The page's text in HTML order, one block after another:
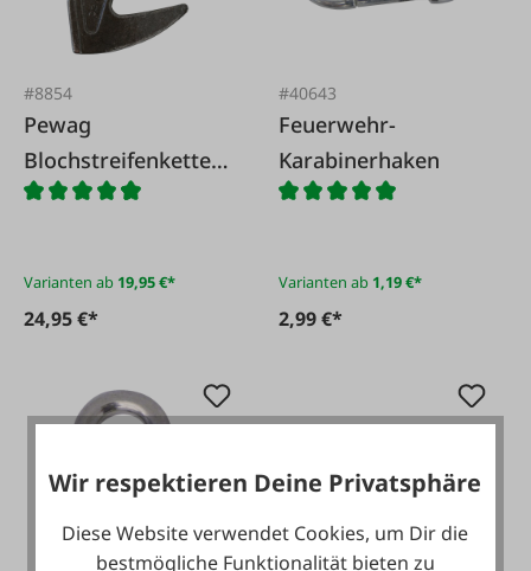
#8854
Pewag
Blochstreifenketten
haken
Varianten ab 19,95 €*
24,95 €*
#40643
Feuerwehr-
Karabinerhaken
Varianten ab 1,19 €*
2,99 €*
Wir respektieren Deine Privatsphäre
Diese Website verwendet Cookies, um Dir die
bestmögliche Funktionalität bieten zu